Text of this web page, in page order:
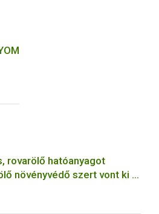
rovarölő hatóanyagot
növényvédő szert vont ki a